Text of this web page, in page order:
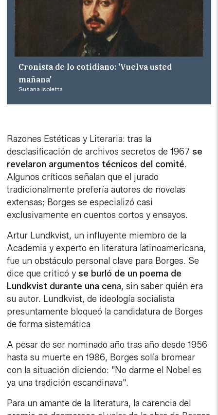
Cronista de lo cotidiano: 'Vuelva usted
mañana'
Susana Isoletta
Razones Estéticas y Literaria: tras la
desclasificación de archivos secretos de 1967se
revelaron argumentos técnicos del comité.
Algunos críticos señalan que el jurado
tradicionalmente prefería autores de novelas
extensas; Borges se especializó casi
exclusivamente en cuentos cortos y ensayos.
Artur Lundkvist, un influyente miembro de la
Academia y experto en literatura latinoamericana,
fue un obstáculo personal clave para Borges. Se
dice que criticó yse burló de un poema de
Lundkvist durante una cena, sin saber quién era
su autor. Lundkvist, de ideología socialista
presuntamente bloqueó la candidatura de Borges
de forma sistemática
A pesar de ser nominado año tras año desde 1956
hasta su muerte en 1986, Borges solía bromear
con la situación diciendo: "No darme el Nobel es
ya una tradición escandinava".
Para un amante de la literatura, la carencia del